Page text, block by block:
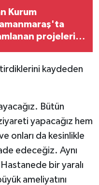
Kurum
projelerin
kaydeden
Bütün
yapacağız hem
onları da kesinlikle
edeceğiz. Aynı
bir yaralı
ameliyatını